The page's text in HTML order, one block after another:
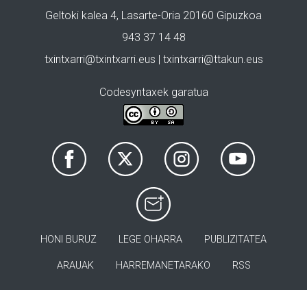
Geltoki kalea 4, Lasarte-Oria 20160 Gipuzkoa
943 37 14 48
txintxarri@txintxarri.eus | txintxarri@ttakun.eus
Codesyntaxek garatua
HONI BURUZ LEGE OHARRA PUBLIZITATEA
ARAUAK HARREMANETARAKO RSS